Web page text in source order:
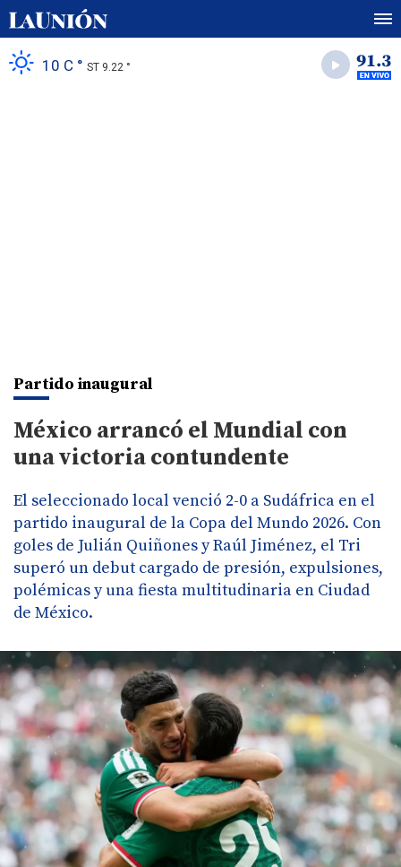
10 C ° ST 9.22 °
Partido inaugural
México arrancó el Mundial con
una victoria contundente
El seleccionado local venció 2-0 a Sudáfrica en el
partido inaugural de la Copa del Mundo 2026. Con
goles de Julián Quiñones y Raúl Jiménez, el Tri
superó un debut cargado de presión, expulsiones,
polémicas y una fiesta multitudinaria en Ciudad
de México.